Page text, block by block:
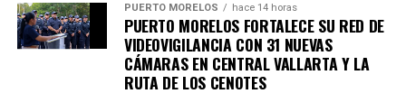
PUERTO MORELOS hace 14 horas
PUERTO MORELOS FORTALECE SU RED DE
VIDEOVIGILANCIA CON 31 NUEVAS
CÁMARAS EN CENTRAL VALLARTA Y LA
RUTA DE LOS CENOTES